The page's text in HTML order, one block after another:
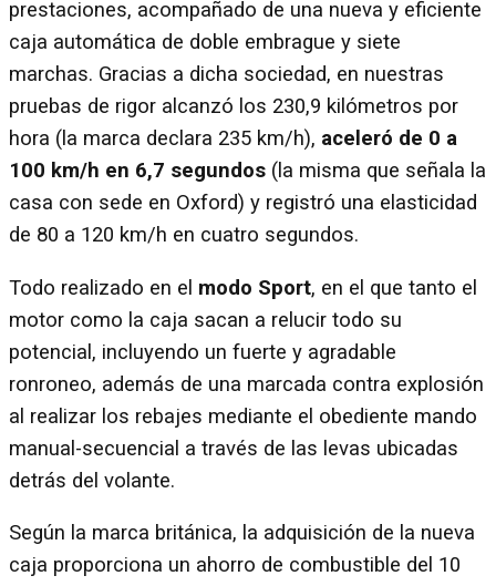
prestaciones, acompañado de una nueva y eficiente
caja automática de doble embrague y siete
marchas. Gracias a dicha sociedad, en nuestras
pruebas de rigor alcanzó los 230,9 kilómetros por
hora (la marca declara 235 km/h), aceleró de 0 a
100 km/h en 6,7 segundos (la misma que señala la
casa con sede en Oxford) y registró una elasticidad
de 80 a 120 km/h en cuatro segundos.
Todo realizado en el modo Sport, en el que tanto el
motor como la caja sacan a relucir todo su
potencial, incluyendo un fuerte y agradable
ronroneo, además de una marcada contra explosión
al realizar los rebajes mediante el obediente mando
manual-secuencial a través de las levas ubicadas
detrás del volante.
Según la marca británica, la adquisición de la nueva
caja proporciona un ahorro de combustible del 10